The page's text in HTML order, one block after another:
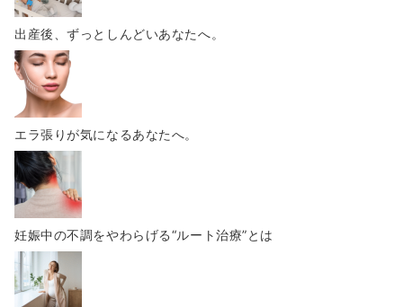
出産後、ずっとしんどいあなたへ。
エラ張りが気になるあなたへ。
妊娠中の不調をやわらげる“ルート治療”とは